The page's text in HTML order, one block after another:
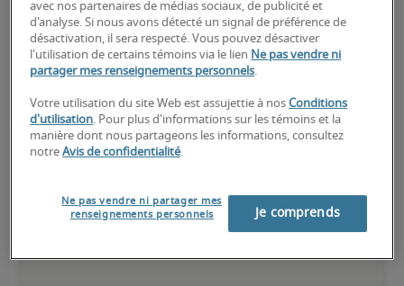
certifications pertinentes.
Élevé
Le candidat possède une vaste expérience et des compétences
avec nos partenaires de médias sociaux, de publicité et
d'analyse. Si nous avons détecté un signal de préférence de
désactivation, il sera respecté. Vous pouvez désactiver
l'utilisation de certains témoins via le lien Ne pas vendre ni
partager mes renseignements personnels.
Votre utilisation du site Web est assujettie à nosConditions
d'utilisation. Pour plus d'informations sur les témoins et la
manière dont nous partageons les informations, consultez
notreAvis de confidentialité.
Ne pas vendre ni partager mes
renseignements personnels
Je comprends